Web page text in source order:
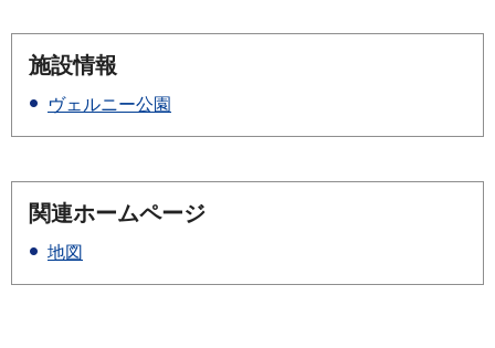
施設情報
ヴェルニー公園
関連ホームページ
地図